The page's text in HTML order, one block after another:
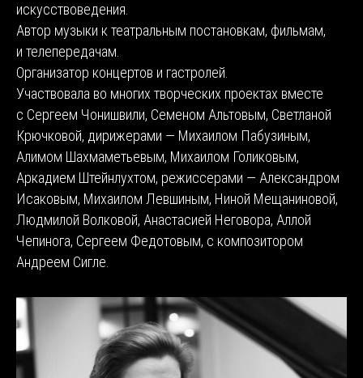
искусствоведения.
Автор музыки к театральным постановкам, фильмам,
и телепередачам.
Организатор концертов и гастролей.
Участвовала во многих творческих проектах вместе
с Сергеем Чонишвили, Семеном Альтовым, Светланой
Крючковой, дирижерами — Михаилом Пабузиным,
Алимом Шахмаметьевым, Михаилом Голиковым,
Аркадием Штейнлухтом, режиссерами — Александром
Исаковым, Михаилом Левшиным, Ниной Мещаниновой,
Людмилой Волковой, Анастасией Неговора, Аллой
Чепинога, Сергеем Федотовым, с композитором
Андреем Сигле.